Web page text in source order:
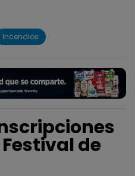
Incendios
de